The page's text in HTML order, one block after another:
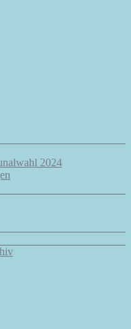
2024